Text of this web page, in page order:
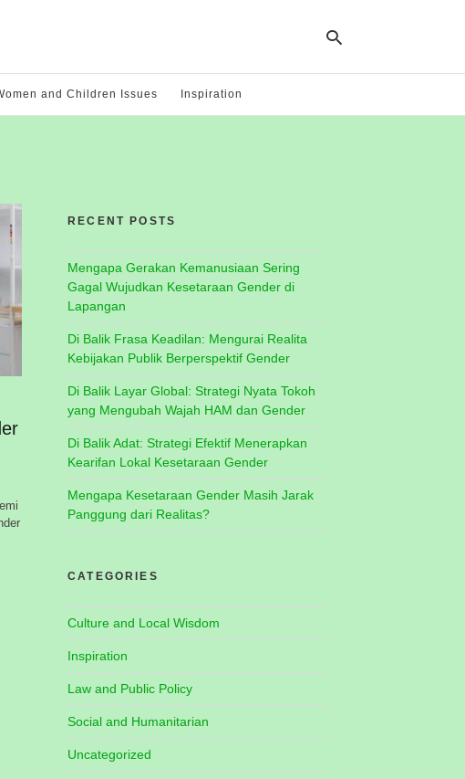
and Children Issues Inspiration
RECENT POSTS
Mengapa Gerakan Kemanusiaan Sering
Gagal Wujudkan Kesetaraan Gender di
Lapangan
Di Balik Frasa Keadilan: Mengurai Realita
Kebijakan Publik Berperspektif Gender
Di Balik Layar Global: Strategi Nyata Tokoh
yang Mengubah Wajah HAM dan Gender
Di Balik Adat: Strategi Efektif Menerapkan
Kearifan Lokal Kesetaraan Gender
Mengapa Kesetaraan Gender Masih Jarak
Panggung dari Realitas?
CATEGORIES
Culture and Local Wisdom
Inspiration
Law and Public Policy
Social and Humanitarian
Uncategorized